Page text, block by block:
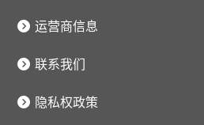
运营商信息
联系我们
隐私权政策